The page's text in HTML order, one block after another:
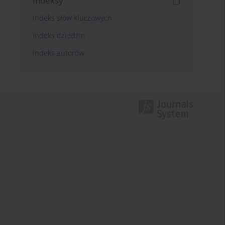
Indeks słów kluczowych
Indeks dziedzin
Indeks autorów